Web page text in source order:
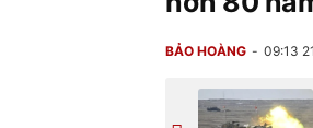
BẢO HOÀNG 09:13